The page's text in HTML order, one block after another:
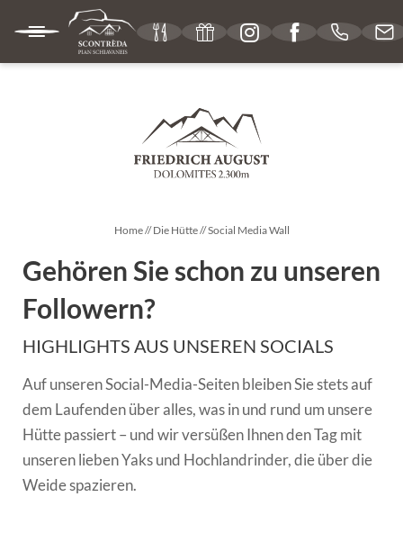
DIE HÜTTE
Bildergalerie
Social Media Wall
GESCHMACKSERLEBNISSE
AUFENTHALT
Home//Die Hütte//Social Media Wall
Gehören Sie schon zu unseren
Followern?
HIGHLIGHTS AUS UNSEREN SOCIALS
Auf unseren Social-Media-Seiten bleiben Sie stets auf
dem Laufenden über alles, was in und rund um unsere
Hütte passiert – und wir versüßen Ihnen den Tag mit
unseren lieben Yaks und Hochlandrinder, die über die
Weide spazieren.